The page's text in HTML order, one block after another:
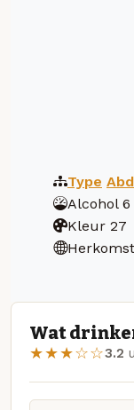
Type
Alcohol 6
Kleur 27
Herkomst
Wat
★★★☆☆3.2